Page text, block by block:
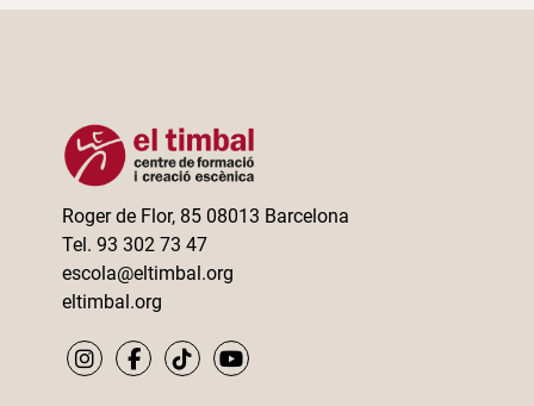
Roger de Flor, 85 08013 Barcelona
Tel. 93 302 73 47
escola@eltimbal.org
eltimbal.org